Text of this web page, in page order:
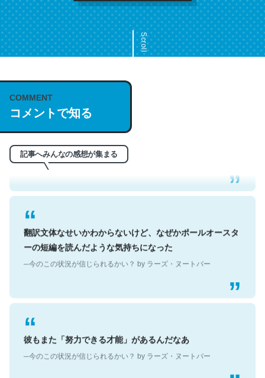
Scroll
COMMENT
コメントで知る
記事へみんなの感想が集まる
これは名文。彼はとてもクレバーなんだろうなと凄く思
う。英語少しでも読める人は原文もお勧め。自分はこの流
れ好き。Let’s Fucking Go. Then Covid hit. Shit.
─今のこの状況が信じられるかい？ by ラーズ・ヌートバー
翻訳文体なせいかわからないけど、なぜかポールオースタ
ーの短編を読んだような気持ちになった
─今のこの状況が信じられるかい？ by ラーズ・ヌートバー
彼もまた「努力できる才能」があるんだなあ
─今のこの状況が信じられるかい？ by ラーズ・ヌートバー